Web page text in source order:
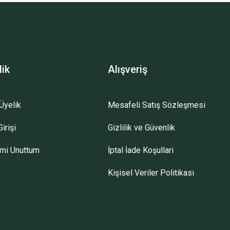
Unuttum
Alışveriş
Mesafeli Satış Sözleşmesi
Gizlilik ve Güvenlik
İptal İade Koşullari
Kişisel Veriler Politikası